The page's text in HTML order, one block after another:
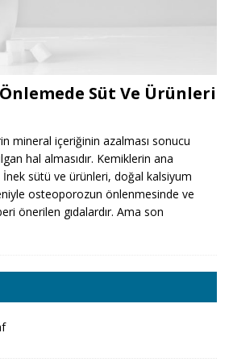
Süt Ve Ürünleri
mineral içeriğinin azalması sonucu
hal almasıdır. Kemiklerin ana
sütü ve ürünleri, doğal kalsiyum
osteoporozun önlenmesinde ve
önerilen gıdalardır. Ama son